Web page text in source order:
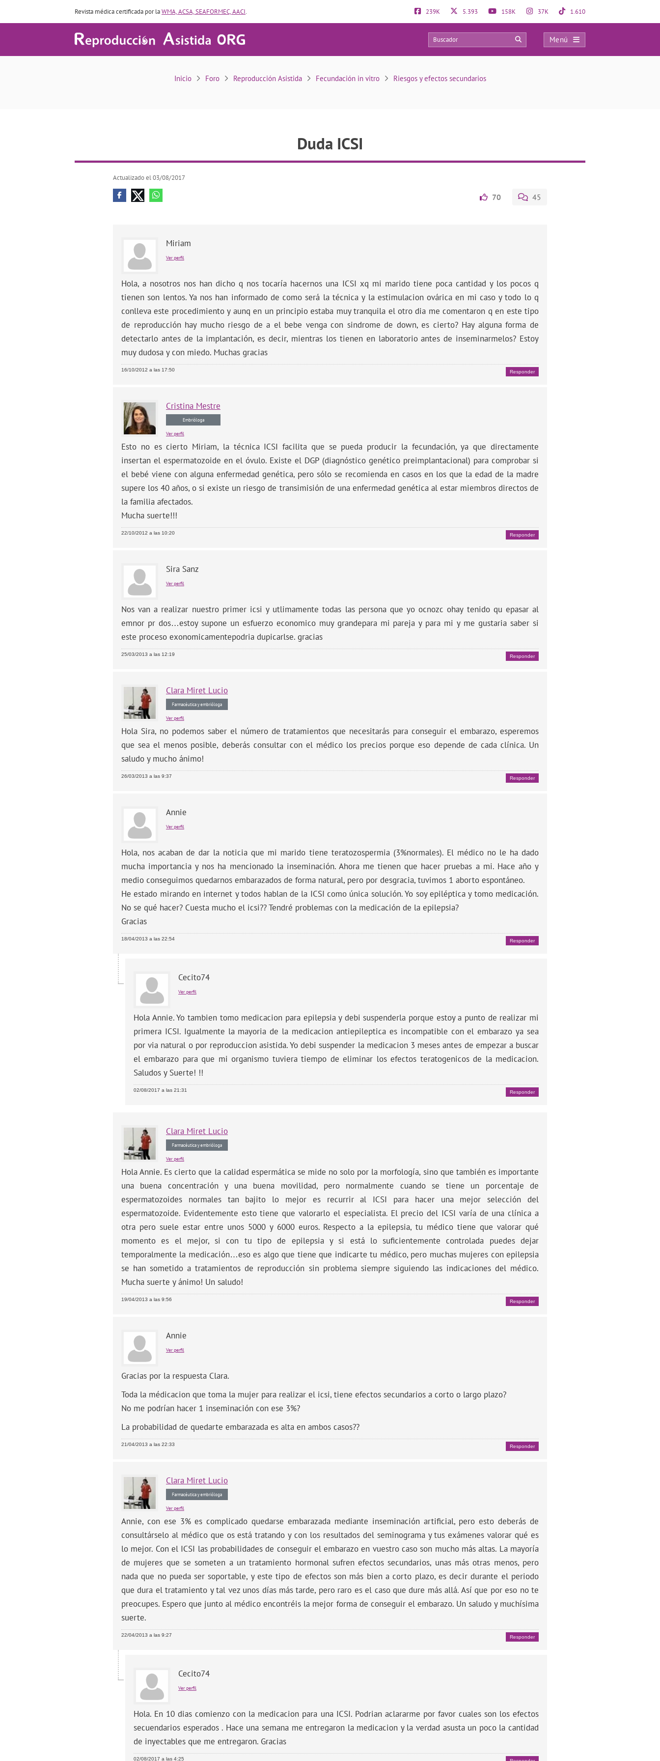
Revista médica certificada por laWMA, ACSA, SEAFORMEC, AACI. 239K 5.393 158K 37K 1.610
Menú
Duda ICSI
25 0
Inicio Foro Reproducción Asistida Fecundación in vitro Riesgos y efectos secundarios
Duda ICSI
Actualizado el 03/08/2017
70 45
Miriam
Ver perfil
Hola, a nosotros nos han dicho q nos tocaría hacernos una ICSI xq mi marido tiene poca cantidad y los pocos q
tienen son lentos. Ya nos han informado de como será la técnica y la estimulacion ovárica en mi caso y todo lo q
conlleva este procedimiento y aunq en un principio estaba muy tranquila el otro dia me comentaron q en este tipo
de reproducción hay mucho riesgo de a el bebe venga con sindrome de down, es cierto? Hay alguna forma de
detectarlo antes de la implantación, es decir, mientras los tienen en laboratorio antes de inseminarmelos? Estoy
muy dudosa y con miedo. Muchas gracias
16/10/2012 a las 17:50 Responder
Cristina Mestre
Embrióloga
Ver perfil
Esto no es cierto Miriam, la técnica ICSI facilita que se pueda producir la fecundación, ya que directamente
insertan el espermatozoide en el óvulo. Existe el DGP (diagnóstico genético preimplantacional) para comprobar si
el bebé viene con alguna enfermedad genética, pero sólo se recomienda en casos en los que la edad de la madre
supere los 40 años, o si existe un riesgo de transimisión de una enfermedad genética al estar miembros directos de
la familia afectados.
Mucha suerte!!!
22/10/2012 a las 10:20 Responder
Sira Sanz
Ver perfil
Nos van a realizar nuestro primer icsi y utlimamente todas las persona que yo ocnozc ohay tenido qu epasar al
emnor pr dos…estoy supone un esfuerzo economico muy grandepara mi pareja y para mi y me gustaria saber si
este proceso exonomicamentepodria dupicarlse. gracias
25/03/2013 a las 12:19 Responder
Clara Miret Lucio
Farmacéutica y embrióloga
Ver perfil
Hola Sira, no podemos saber el número de tratamientos que necesitarás para conseguir el embarazo, esperemos
que sea el menos posible, deberás consultar con el médico los precios porque eso depende de cada clínica. Un
saludo y mucho ánimo!
26/03/2013 a las 9:37 Responder
Annie
Ver perfil
Hola, nos acaban de dar la noticia que mi marido tiene teratozospermia (3%normales). El médico no le ha dado
mucha importancia y nos ha mencionado la inseminación. Ahora me tienen que hacer pruebas a mi. Hace año y
medio conseguimos quedarnos embarazados de forma natural, pero por desgracia, tuvimos 1 aborto espontáneo.
He estado mirando en internet y todos hablan de la ICSI como única solución. Yo soy epiléptica y tomo medicación.
No se qué hacer? Cuesta mucho el icsi?? Tendré problemas con la medicación de la epilepsia?
Gracias
18/04/2013 a las 22:54 Responder
Cecito74
Ver perfil
Hola Annie. Yo tambien tomo medicacion para epilepsia y debi suspenderla porque estoy a punto de realizar mi
primera ICSI. Igualmente la mayoria de la medicacion antiepileptica es incompatible con el embarazo ya sea
por via natural o por reproduccion asistida. Yo debi suspender la medicacion 3 meses antes de empezar a buscar
el embarazo para que mi organismo tuviera tiempo de eliminar los efectos teratogenicos de la medicacion.
Saludos y Suerte! !!
02/08/2017 a las 21:31 Responder
Clara Miret Lucio
Farmacéutica y embrióloga
Ver perfil
Hola Annie. Es cierto que la calidad espermática se mide no solo por la morfología, sino que también es importante
una buena concentración y una buena movilidad, pero normalmente cuando se tiene un porcentaje de
espermatozoides normales tan bajito lo mejor es recurrir al ICSI para hacer una mejor selección del
espermatozoide. Evidentemente esto tiene que valorarlo el especialista. El precio del ICSI varía de una clínica a
otra pero suele estar entre unos 5000 y 6000 euros. Respecto a la epilepsia, tu médico tiene que valorar qué
momento es el mejor, si con tu tipo de epilepsia y si está lo suficientemente controlada puedes dejar
temporalmente la medicación…eso es algo que tiene que indicarte tu médico, pero muchas mujeres con epilepsia
se han sometido a tratamientos de reproducción sin problema siempre siguiendo las indicaciones del médico.
Mucha suerte y ánimo! Un saludo!
19/04/2013 a las 9:56 Responder
Annie
Ver perfil
Gracias por la respuesta Clara.
Toda la médicacion que toma la mujer para realizar el icsi, tiene efectos secundarios a corto o largo plazo?
No me podrían hacer 1 inseminación con ese 3%?
La probabilidad de quedarte embarazada es alta en ambos casos??
21/04/2013 a las 22:33 Responder
Clara Miret Lucio
Farmacéutica y embrióloga
Ver perfil
Annie, con ese 3% es complicado quedarse embarazada mediante inseminación artificial, pero esto deberás de
consultárselo al médico que os está tratando y con los resultados del seminograma y tus exámenes valorar qué es
lo mejor. Con el ICSI las probabilidades de conseguir el embarazo en vuestro caso son mucho más altas. La mayoría
de mujeres que se someten a un tratamiento hormonal sufren efectos secundarios, unas más otras menos, pero
nada que no pueda ser soportable, y este tipo de efectos son más bien a corto plazo, es decir durante el periodo
que dura el tratamiento y tal vez unos días más tarde, pero raro es el caso que dure más allá. Así que por eso no te
preocupes. Espero que junto al médico encontréis la mejor forma de conseguir el embarazo. Un saludo y muchísima
suerte.
22/04/2013 a las 9:27 Responder
Cecito74
Ver perfil
Hola. En 10 dias comienzo con la medicacion para una ICSI. Podrian aclararme por favor cuales son los efectos
secuendarios esperados . Hace una semana me entregaron la medicacion y la verdad asusta un poco la cantidad
de inyectables que me entregaron. Gracias
02/08/2017 a las 4:25